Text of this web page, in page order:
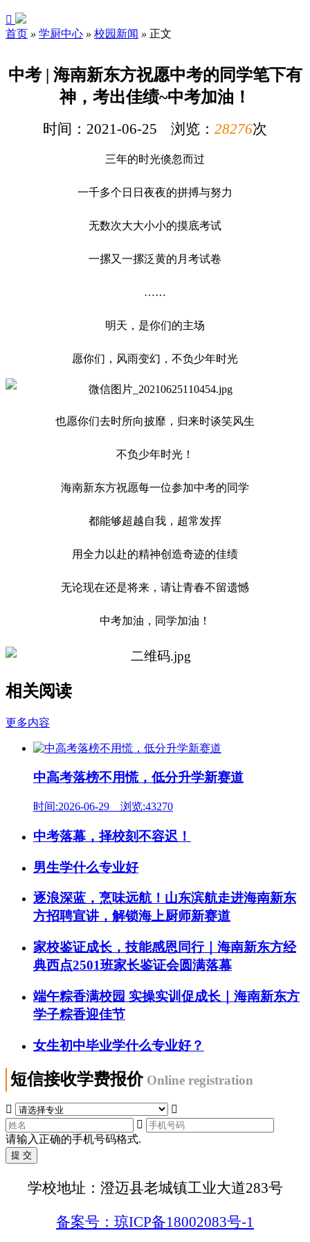

首页 » 学厨中心 » 校园新闻 » 正文
中考 | 海南新东方祝愿中考的同学笔下有
神，考出佳绩~中考加油！
时间：2021-06-25 浏览： 28276次
三年的时光倏忽而过
一千多个日日夜夜的拼搏与努力
无数次大大小小的摸底考试
一摞又一摞泛黄的月考试卷
……
明天，是你们的主场
愿你们，风雨变幻，不负少年时光
也愿你们去时所向披靡，归来时谈笑风生
不负少年时光！
海南新东方祝愿每一位参加中考的同学
都能够超越自我，超常发挥
用全力以赴的精神创造奇迹的佳绩
无论现在还是将来，请让青春不留遗憾
中考加油，同学加油！
相关阅读
更多内容
中高考落榜不用慌，低分升学新赛道
时间:2026-06-29 浏览:43270
中考落幕，择校刻不容迟！
男生学什么专业好
逐浪深蓝，烹味远航！山东滨航走进海南新东
方招聘宣讲，解锁海上厨师新赛道
家校鉴证成长，技能感恩同行｜海南新东方经
典西点2501班家长鉴证会圆满落幕
端午粽香满校园 实操实训促成长｜海南新东方
学子粽香迎佳节
女生初中毕业学什么专业好？
短信接收学费报价 Online registration



请输入正确的手机号码格式.
学校地址：澄迈县老城镇工业大道283号
备案号：琼ICP备18002083号-1